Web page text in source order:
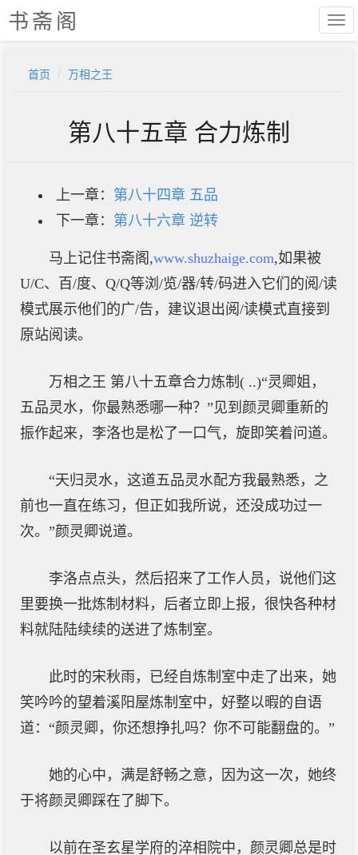
书斋阁
首页 万相之王
第八十五章 合力炼制
上一章： 第八十四章 五品
下一章： 第八十六章 逆转
马上记住书斋阁,www.shuzhaige.com,如果被
U/C、百/度、Q/Q等浏/览/器/转/码进入它们的阅/读
模式展示他们的广/告，建议退出阅/读模式直接到
原站阅读。
万相之王 第八十五章合力炼制( ..)“灵卿姐，
五品灵水，你最熟悉哪一种？”见到颜灵卿重新的
振作起来，李洛也是松了一口气，旋即笑着问道。
“天归灵水，这道五品灵水配方我最熟悉，之
前也一直在练习，但正如我所说，还没成功过一
次。”颜灵卿说道。
李洛点点头，然后招来了工作人员，说他们这
里要换一批炼制材料，后者立即上报，很快各种材
料就陆陆续续的送进了炼制室。
此时的宋秋雨，已经自炼制室中走了出来，她
笑吟吟的望着溪阳屋炼制室中，好整以暇的自语
道：“颜灵卿，你还想挣扎吗？你不可能翻盘的。”
她的心中，满是舒畅之意，因为这一次，她终
于将颜灵卿踩在了脚下。
以前在圣玄星学府的淬相院中，颜灵卿总是时